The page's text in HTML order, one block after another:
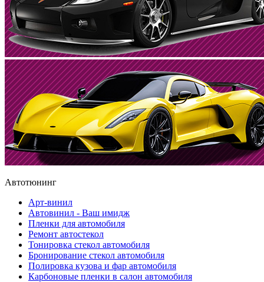
Автотюнинг
Арт-винил
Автовинил - Ваш имидж
Пленки для автомобиля
Ремонт автостекол
Тонировка стекол автомобиля
Бронирование стекол автомобиля
Полировка кузова и фар автомобиля
Карбоновые пленки в салон автомобиля